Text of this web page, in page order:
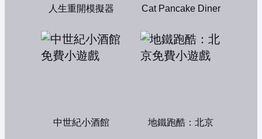
人生重開模擬器 Cat Pancake Diner
中世紀小酒館 地鐵跑酷：北京